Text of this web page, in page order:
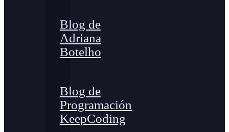
Blog de
Adriana
Botelho
Blog de
Programación
KeepCoding